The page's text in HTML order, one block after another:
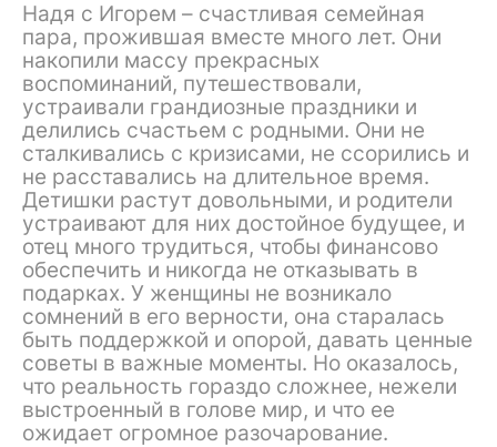
Надя с Игорем – счастливая семейная
пара, прожившая вместе много лет. Они
накопили массу прекрасных
воспоминаний, путешествовали,
устраивали грандиозные праздники и
делились счастьем с родными. Они не
сталкивались с кризисами, не ссорились и
не расставались на длительное время.
Детишки растут довольными, и родители
устраивают для них достойное будущее, и
отец много трудиться, чтобы финансово
обеспечить и никогда не отказывать в
подарках. У женщины не возникало
сомнений в его верности, она старалась
быть поддержкой и опорой, давать ценные
советы в важные моменты. Но оказалось,
что реальность гораздо сложнее, нежели
выстроенный в голове мир, и что ее
ожидает огромное разочарование.